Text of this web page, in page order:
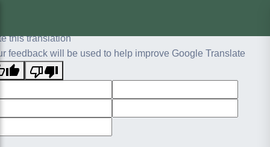
this translation
feedback will be used to help improve Google Translate